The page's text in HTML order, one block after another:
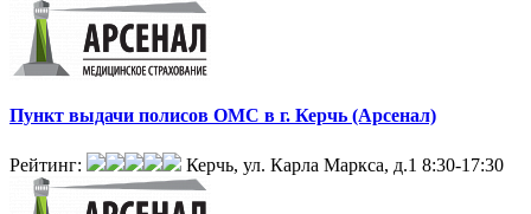
Пункт выдачи полисов ОМС в г. Керчь (Арсенал)
Рейтинг: Керчь, ул. Карла Маркса, д.1 8:30-17:30